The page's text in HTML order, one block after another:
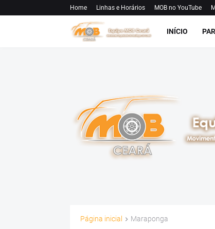
Home Linhas e Horários MOB no YouTube
INÍCIO
Página inicial Maraponga